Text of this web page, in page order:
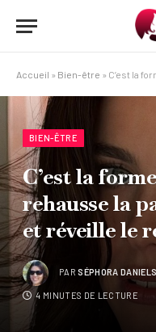
Accueil » Bien-être » C’est la forme
BIEN-ÊTRE
C’est la
rehausse la
et réveille le
PAR SÉPHORA DANIELS
4 MINUTES DE LECTURE